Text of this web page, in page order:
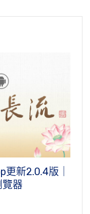
新2.0.4版｜
器